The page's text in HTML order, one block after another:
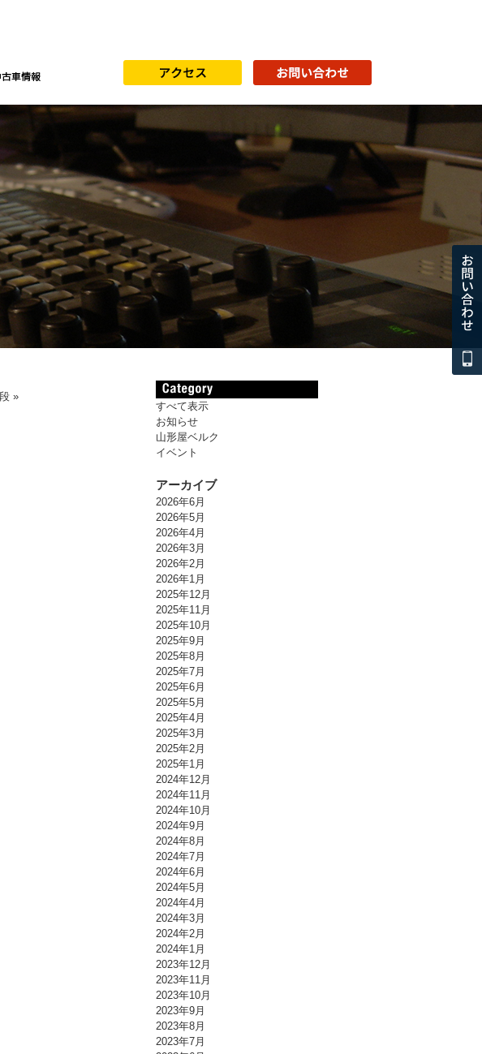
»
すべて表示
お知らせ
山形屋ベルク
イベント
アーカイブ
2026年6月
2026年5月
2026年4月
2026年3月
2026年2月
2026年1月
2025年12月
2025年11月
2025年10月
2025年9月
2025年8月
2025年7月
2025年6月
2025年5月
2025年4月
2025年3月
2025年2月
2025年1月
2024年12月
2024年11月
2024年10月
2024年9月
2024年8月
2024年7月
2024年6月
2024年5月
2024年4月
2024年3月
2024年2月
2024年1月
2023年12月
2023年11月
2023年10月
2023年9月
2023年8月
2023年7月